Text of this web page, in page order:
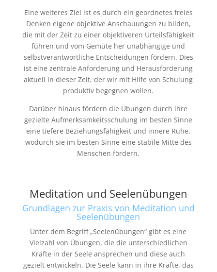
Eine weiteres Ziel ist es durch ein geordnetes freies
Denken eigene objektive Anschauungen zu bilden,
die mit der Zeit zu einer objektiveren Urteilsfähigkeit
führen und vom Gemüte her unabhängige und
selbstverantwortliche Entscheidungen fördern. Dies
ist eine zentrale Anforderung und Herausforderung
aktuell in dieser Zeit, der wir mit Hilfe von Schulung
produktiv begegnen wollen.
Darüber hinaus fördern die Übungen durch ihre
gezielte Aufmerksamkeitsschulung im besten Sinne
eine tiefere Beziehungsfähigkeit und innere Ruhe,
wodurch sie im besten Sinne eine stabile Mitte des
Menschen fördern.
Meditation und Seelenübungen
Grundlagen zur Praxis von Meditation und
Seelenübungen
Unter dem Begriff „Seelenübungen“ gibt es eine
Vielzahl von Übungen, die die unterschiedlichen
Kräfte in derSeele ansprechen und diese auch
gezielt entwickeln. Die Seele kann in ihre Kräfte, das